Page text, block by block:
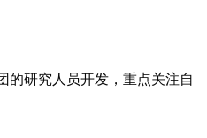
的研究人员开发，重点关注自